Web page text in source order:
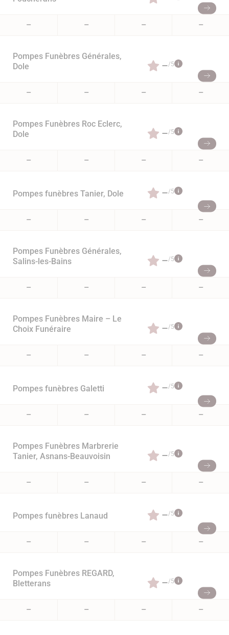
– – – –
Pompes Funèbres Générales,
Dole
–/5
– – – –
Pompes Funèbres Roc Eclerc,
Dole
–/5
– – – –
Pompes funèbres Tanier, Dole –/5
– – – –
Pompes Funèbres Générales,
Salins-les-Bains
–/5
– – – –
Pompes Funèbres Maire – Le
Choix Funéraire
–/5
– – – –
Pompes funèbres Galetti –/5
– – – –
Pompes Funèbres Marbrerie
Tanier, Asnans-Beauvoisin
–/5
– – – –
Pompes funèbres Lanaud –/5
– – – –
Pompes Funèbres REGARD,
Bletterans
–/5
– – – –